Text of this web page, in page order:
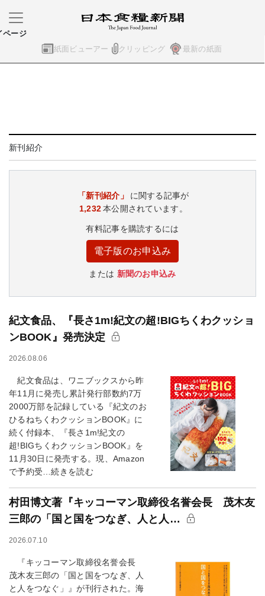
紙面ビューアー クリッピング 最新の紙面
ページ
新刊紹介
「新刊紹介」
に関する記事が
1,232本公開されています。
有料記事を購読するには
電子版のお申込み
または 新聞のお申込み
紀文食品、『長さ1m!紀文の超!BIGちくわクッショ
ンBOOK』発売決定
2026.08.06
紀文食品は、ワニブックスから昨
年11月に発売し累計発行部数約7万
2000万部を記録している『紀文のお
ひるねちくわクッションBOOK』に
続く付録本、『長さ1m!紀文の
超!BIGちくわクッションBOOK』を
11月30日に発売する。現、Amazon
で予約受…続きを読む
村田博文著『キッコーマン取締役名誉会長 茂木友
三郎の「国と国をつなぎ、人と人…
2026.07.10
『キッコーマン取締役名誉会長
茂木友三郎の「国と国をつなぎ、人
と人をつなぐ」』が刊行された。海